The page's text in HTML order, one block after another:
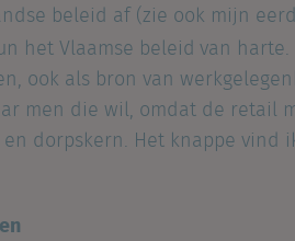
beleid af (zie ook mijn
het Vlaamse beleid van
ook als bron van
men die wil, omdat de retail
dorpskern. Het knappe vind